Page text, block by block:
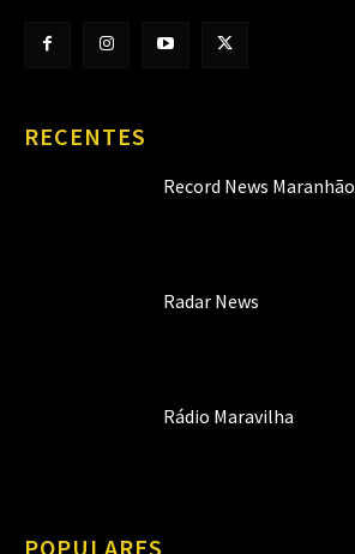
RECENTES
Record News Maranhão
Radar News
Rádio Maravilha
POPULARES